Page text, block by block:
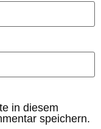
in diesem
speichern.